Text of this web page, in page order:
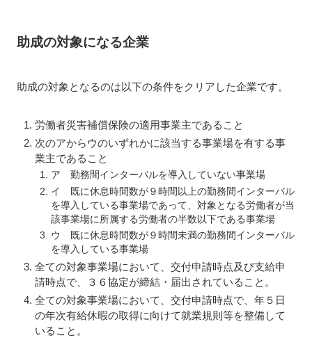
助成の対象になる企業
助成の対象となるのは以下の条件をクリアした企業です。
労働者災害補償保険の適用事業主であること
次のアからウのいずれかに該当する事業場を有する事
業主であること
ア 勤務間インターバルを導入していない事業場
イ 既に休息時間数が９時間以上の勤務間インターバル
を導入している事業場であって、対象となる労働者が当
該事業場に所属する労働者の半数以下である事業場
ウ 既に休息時間数が９時間未満の勤務間インターバル
を導入している事業場
全ての対象事業場において、交付申請時点及び支給申
請時点で、３６協定が締結・届出されていること。
全ての対象事業場において、交付申請時点で、年５日
の年次有給休暇の取得に向けて就業規則等を整備して
いること。